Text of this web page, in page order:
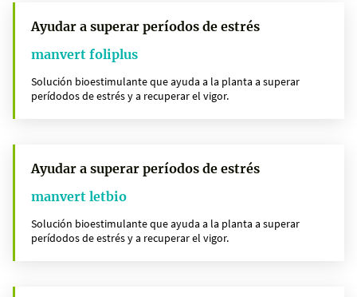
Ayudar a superar períodos de estrés
manvert foliplus
Solución bioestimulante que ayuda a la planta a superar
perídodos de estrés y a recuperar el vigor.
Ayudar a superar períodos de estrés
manvert letbio
Solución bioestimulante que ayuda a la planta a superar
perídodos de estrés y a recuperar el vigor.